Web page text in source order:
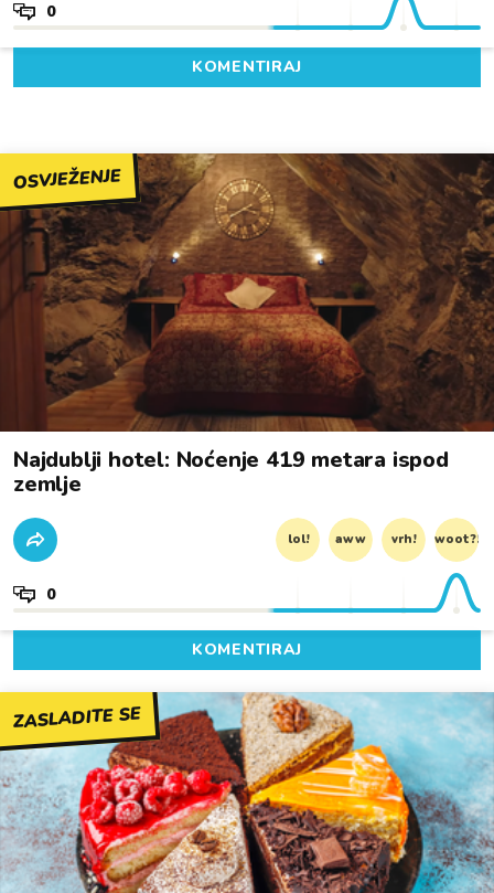
0
KOMENTIRAJ
OSVJEŽENJE
Najdublji hotel: Noćenje 419 metara ispod
zemlje
lol! aww vrh! woot?!
0
KOMENTIRAJ
ZASLADITE SE